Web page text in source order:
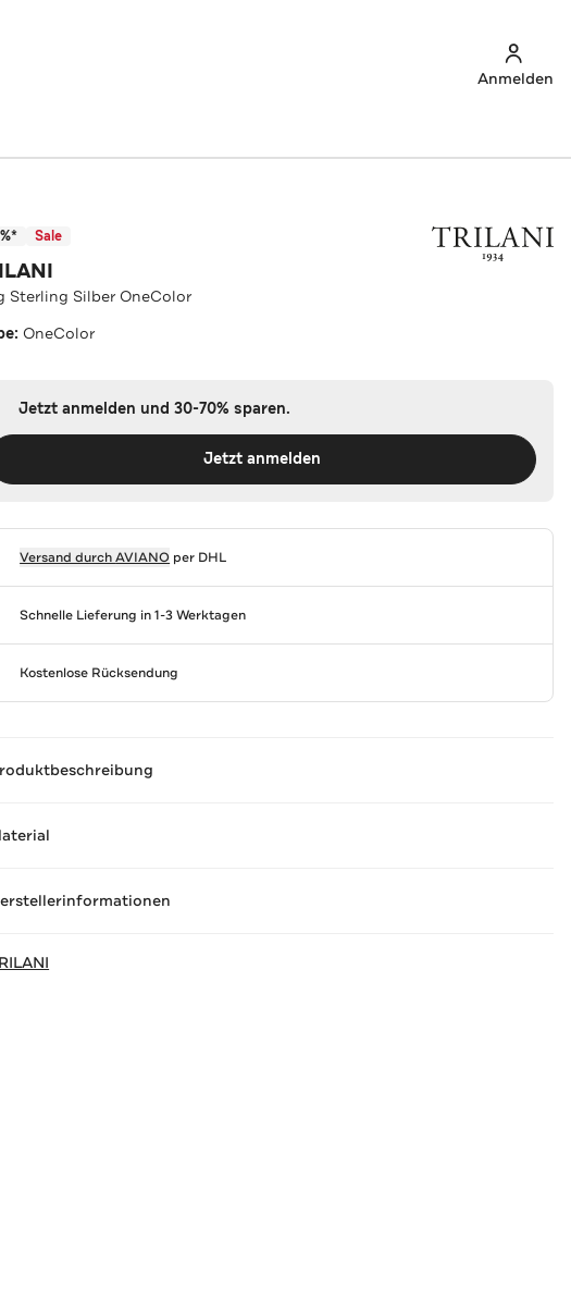
Anmelden
Sale
Sterling Silber OneColor
OneColor
Jetzt anmelden und 30-70% sparen.
Jetzt anmelden
Versand durchAVIANO per DHL
Schnelle Lieferung in 1-3 Werktagen
Kostenlose Rücksendung